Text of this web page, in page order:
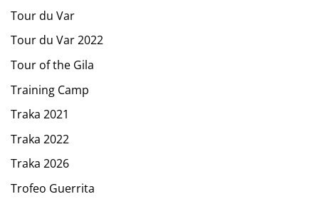
Tour du Var
Tour du Var 2022
Tour of the Gila
Training Camp
Traka 2021
Traka 2022
Traka 2026
Trofeo Guerrita